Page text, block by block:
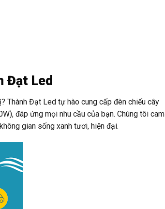
Đạt Led
Thành Đạt Led tự hào cung cấp đèn chiếu cây
đáp ứng mọi nhu cầu của bạn. Chúng tôi cam
gian sống xanh tươi, hiện đại.